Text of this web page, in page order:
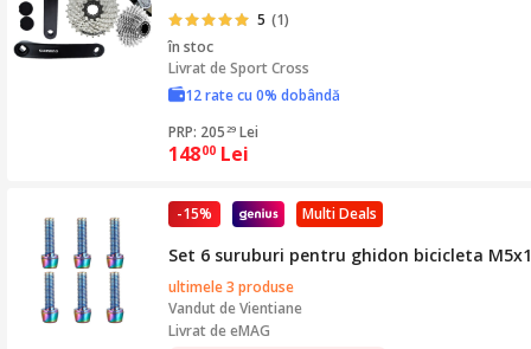
5 (1)
în stoc
Livrat deSport Cross
12 rate cu 0% dobândă
PRP: 205 29 Lei
14800 Lei
Multi Deals
-15%
Set 6 suruburi pentru ghidon bicicleta
ultimele 3 produse
Vandut deVientiane
Livrat de eMAG